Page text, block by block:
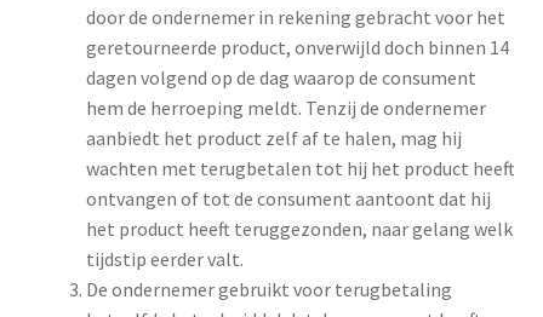
door de ondernemer in rekening gebracht voor het
geretourneerde product, onverwijld doch binnen 14
dagen volgend op de dag waarop de consument
hem de herroeping meldt. Tenzij de ondernemer
aanbiedt het product zelf af te halen, mag hij
wachten met terugbetalen tot hij het product heeft
ontvangen of tot de consument aantoont dat hij
het product heeft teruggezonden, naar gelang welk
tijdstip eerder valt.
De ondernemer gebruikt voor terugbetaling